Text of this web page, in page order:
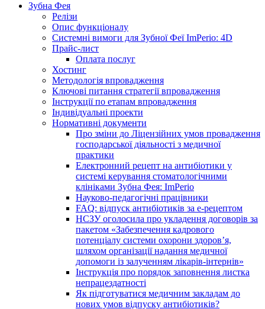
Зубна Фея
Релізи
Опис функціоналу
Системні вимоги для Зубної Феї ImPerio: 4D
Прайс-лист
Оплата послуг
Хостинг
Методологія впровадження
Ключові питання стратегії впровадження
Інструкції по етапам впровадження
Індивідуальні проекти
Нормативні документи
Про зміни до Ліцензійних умов провадження
господарської діяльності з медичної
практики
Електронний рецепт на антибіотики у
системі керування стоматологічними
клініками Зубна Фея: ImPerio
Науково-педагогічні працівники
FAQ: відпуск антибіотиків за е-рецептом
НСЗУ оголосила про укладення договорів за
пакетом «Забезпечення кадрового
потенціалу системи охорони здоров’я,
шляхом організації надання медичної
допомоги із залученням лікарів-інтернів»
Інструкція про порядок заповнення листка
непрацездатності
Як підготуватися медичним закладам до
нових умов відпуску антибіотиків?